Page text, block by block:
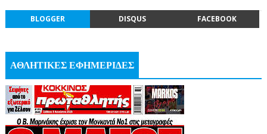
BLOGGER DISQUS FACEBOOK
ΑΘΛΗΤΙΚΕΣ ΕΦΗΜΕΡΙΔΕΣ